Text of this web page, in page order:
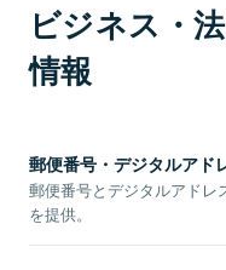
ビジネス・
情報
郵便番号・デジタルアド
郵便番号とデジタルアドレ
を提供。